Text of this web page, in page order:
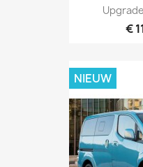
€
NIEUW